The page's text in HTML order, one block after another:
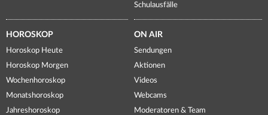
Schulausfälle
HOROSKOP
Horoskop Heute
Horoskop Morgen
Wochenhoroskop
Monatshoroskop
Jahreshoroskop
ON AIR
Sendungen
Aktionen
Videos
Webcams
Moderatoren & Team